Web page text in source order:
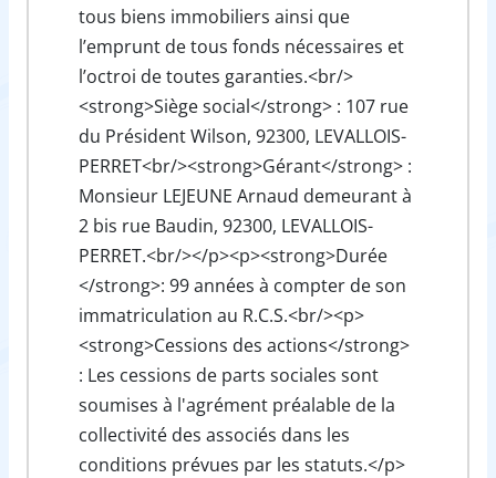
tous biens immobiliers ainsi que
l’emprunt de tous fonds nécessaires et
l’octroi de toutes garanties.<br/>
<strong>Siège social</strong> : 107 rue
du Président Wilson, 92300, LEVALLOIS-
PERRET<br/><strong>Gérant</strong> :
Monsieur LEJEUNE Arnaud demeurant à
2 bis rue Baudin, 92300, LEVALLOIS-
PERRET.<br/></p><p><strong>Durée
</strong>: 99 années à compter de son
immatriculation au R.C.S.<br/><p>
<strong>Cessions des actions</strong>
: Les cessions de parts sociales sont
soumises à l'agrément préalable de la
collectivité des associés dans les
conditions prévues par les statuts.</p>